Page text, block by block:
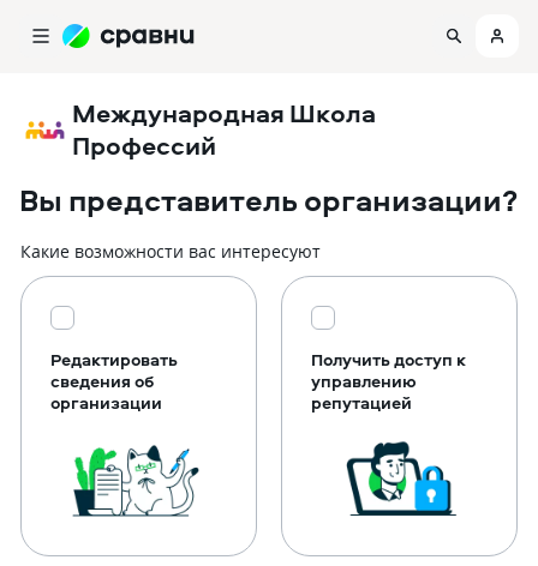
Международная Школа
Профессий
Вы представитель организации?
Какие возможности вас интересуют
Редактировать
сведения об
организации
Получить доступ к
управлению
репутацией